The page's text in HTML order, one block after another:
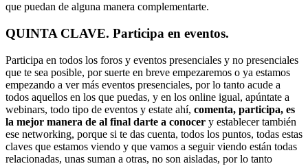
que puedan de alguna manera complementarte.
QUINTA CLAVE. Participa en eventos.
Participa en todos los foros y eventos presenciales y no presenciales
que te sea posible, por suerte en breve empezaremos o ya estamos
empezando a ver más eventos presenciales, por lo tanto acude a
todos aquellos en los que puedas, y en los online igual, apúntate a
webinars, todo tipo de eventos y estate ahí, comenta, participa, es
la mejor manera de al final darte a conocer y establecer también
ese networking, porque si te das cuenta, todos los puntos, todas estas
claves que estamos viendo y que vamos a seguir viendo están todas
relacionadas, unas suman a otras, no son aisladas, por lo tanto